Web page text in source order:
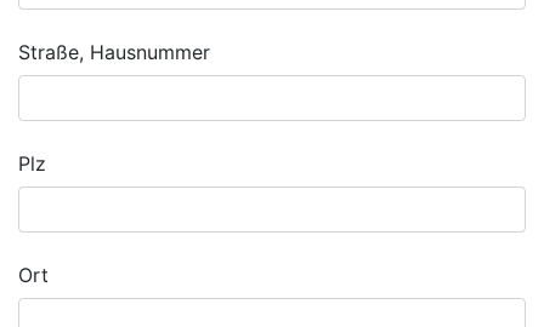
Straße, Hausnummer
Plz
Ort